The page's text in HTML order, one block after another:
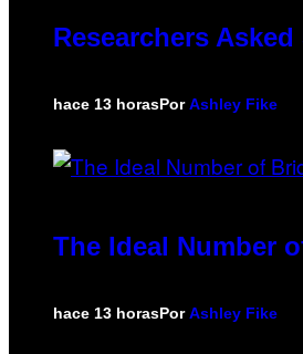
Researchers
hace 13 horasPorAshley Fike
The Ideal Number
hace 13 horasPorAshley Fike